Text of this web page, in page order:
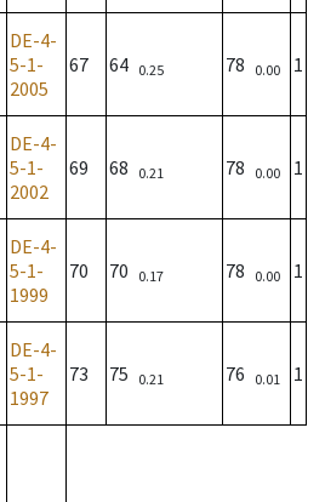
DE-4-
5-1-
2005
67 64 0.25 78 0.00 1
DE-4-
5-1-
2002
69 68 0.21 78 0.00 1
DE-4-
5-1-
1999
70 70 0.17 78 0.00 1
DE-4-
5-1-
1997
73 75 0.21 76 0.01 1